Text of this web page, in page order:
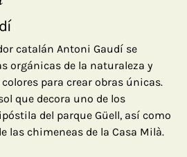
catalán Antoni Gaudí se
orgánicas de la naturaleza y
para crear obras únicas.
que decora uno de los
del parque Güell, así como
las chimeneas de la Casa Milà.